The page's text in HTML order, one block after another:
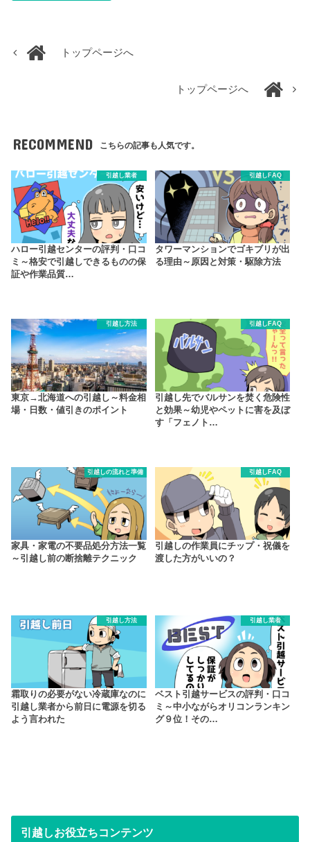
トップページへ
トップページへ
RECOMMEND こちらの記事も人気です。
引越し業者
ハロー引越センターの評判・口コ
ミ～格安で引越しできるものの保
証や作業品質…
引越しFAQ
タワーマンションでゴキブリが出
る理由～原因と対策・駆除方法
引越し方法
東京→北海道への引越し～料金相
場・日数・値引きのポイント
引越しFAQ
引越し先でバルサンを焚く危険性
と効果～幼児やペットに害を及ぼ
す「フェノト…
引越しの流れと準備
家具・家電の不要品処分方法一覧
～引越し前の断捨離テクニック
引越しFAQ
引越しの作業員にチップ・祝儀を
渡した方がいいの？
引越し方法
霜取りの必要がない冷蔵庫なのに
引越し業者から前日に電源を切る
よう言われた
引越し業者
ベスト引越サービスの評判・口コ
ミ～中小ながらオリコンランキン
グ９位！その…
引越しお役立ちコンテンツ